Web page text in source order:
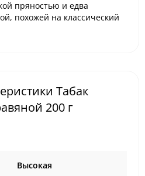
пряностью и едва
похожей на классический
Табак
200 г
Высокая